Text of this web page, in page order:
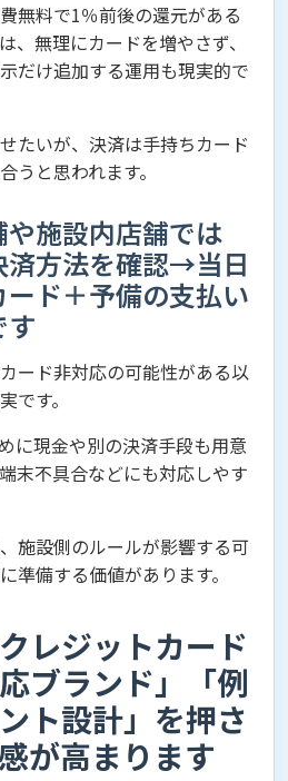
無料で1％前後の還元がある
、無理にカードを増やさず、
だけ追加する運用も現実的で
たいが、決済は手持ちカード
うと思われます。
施設内店舗では
済方法を確認→当日
ド＋予備の支払い
す
ード非対応の可能性がある以
です。
に現金や別の決済手段も用意
末不具合などにも対応しやす
施設側のルールが影響する可
準備する価値があります。
レジットカード
ブランド」「例
ト設計」を押さ
が高まります